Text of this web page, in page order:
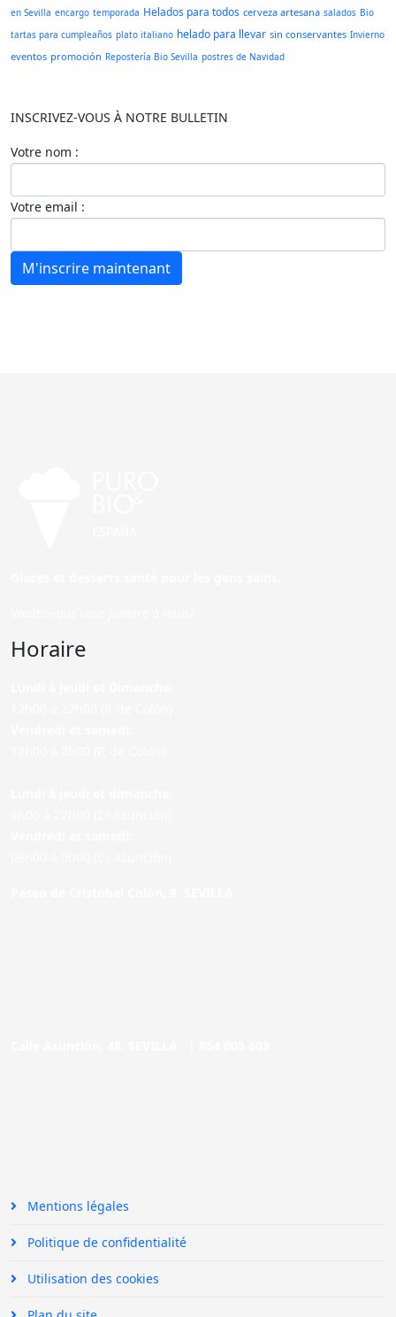
en Sevilla encargo temporada Helados para todos cerveza artesana salados Bio
tartas para cumpleaños plato italiano helado para llevar sin conservantes Invierno
eventos promoción Repostería Bio Sevilla postres de Navidad
INSCRIVEZ-VOUS À NOTRE BULLETIN
Votre nom :
Votre email :
M'inscrire maintenant
Horaire
Mentions légales
Politique de confidentialité
Utilisation des cookies